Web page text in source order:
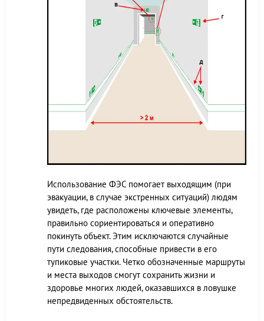
Использование ФЭС помогает выходящим (при
эвакуации, в случае экстренных ситуаций) людям
увидеть, где расположены ключевые элементы,
правильно сориентироваться и оперативно
покинуть объект. Этим исключаются случайные
пути следования, способные привести в его
тупиковые участки. Четко обозначенные маршруты
и места выходов смогут сохранить жизни и
здоровье многих людей, оказавшихся в ловушке
непредвиденных обстоятельств.